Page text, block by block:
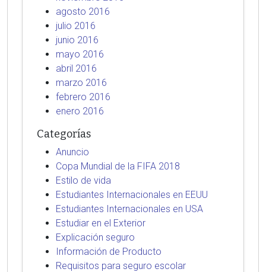
agosto 2016
julio 2016
junio 2016
mayo 2016
abril 2016
marzo 2016
febrero 2016
enero 2016
Categorías
Anuncio
Copa Mundial de la FIFA 2018
Estilo de vida
Estudiantes Internacionales en EEUU
Estudiantes Internacionales en USA
Estudiar en el Exterior
Explicación seguro
Información de Producto
Requisitos para seguro escolar